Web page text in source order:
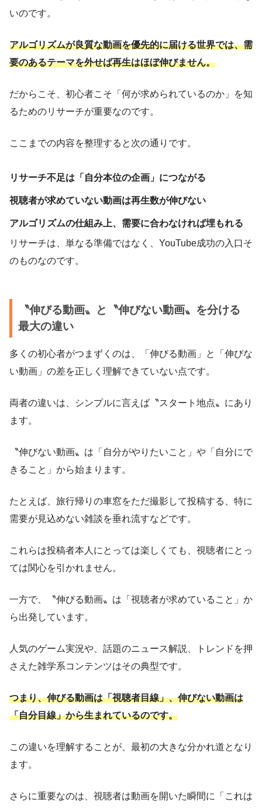
いのです。
アルゴリズムが良質な動画を優先的に届ける世界では、需
要のあるテーマを外せば再生はほぼ伸びません。
だからこそ、初心者こそ「何が求められているのか」を知
るためのリサーチが重要なのです。
ここまでの内容を整理すると次の通りです。
リサーチ不足は「自分本位の企画」につながる
視聴者が求めていない動画は再生数が伸びない
アルゴリズムの仕組み上、需要に合わなければ埋もれる
リサーチは、単なる準備ではなく、YouTube成功の入口そ
のものなのです。
〝伸びる動画〟と〝伸びない動画〟を分ける
最大の違い
多くの初心者がつまずくのは、「伸びる動画」と「伸びな
い動画」の差を正しく理解できていない点です。
両者の違いは、シンプルに言えば〝スタート地点〟にあり
ます。
〝伸びない動画〟は「自分がやりたいこと」や「自分にで
きること」から始まります。
たとえば、旅行帰りの車窓をただ撮影して投稿する、特に
需要が見込めない雑談を垂れ流すなどです。
これらは投稿者本人にとっては楽しくても、視聴者にとっ
ては関心を引かれません。
一方で、〝伸びる動画〟は「視聴者が求めていること」か
ら出発しています。
人気のゲーム実況や、話題のニュース解説、トレンドを押
さえた雑学系コンテンツはその典型です。
つまり、伸びる動画は「視聴者目線」、伸びない動画は
「自分目線」から生まれているのです。
この違いを理解することが、最初の大きな分かれ道となり
ます。
さらに重要なのは、視聴者は動画を開いた瞬間に「これは